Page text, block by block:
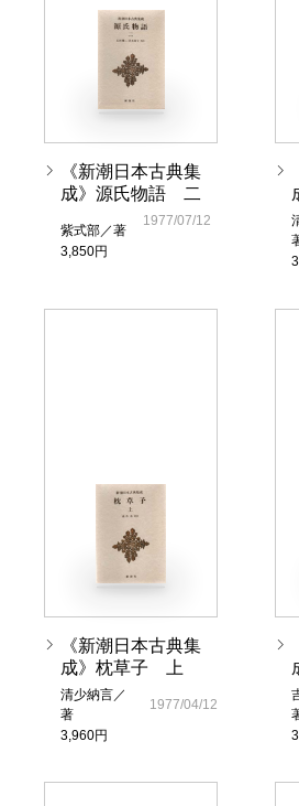
《新潮日本古典集
成》源氏物語 二
紫式部／著
3,850円
1977/07/12
《新潮日本古典集
成》枕草子 上
清少納言／
著
3,960円
1977/04/12